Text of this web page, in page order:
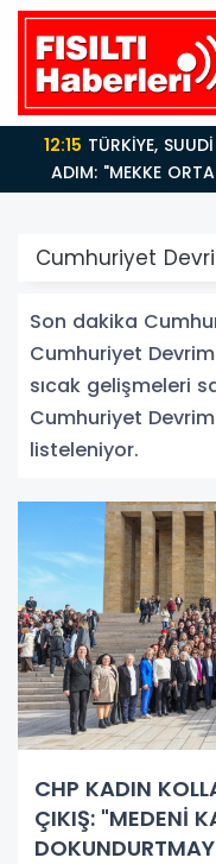
12:15TÜRKİYE, SUUDİ ARABİSTAN VE PAKİSTAN'DAN KRİTİK
ADIM: "MEKKE
Cumhuriyet
Son dakika
Cumhuriyet
sıcak gelişmeleri
Cumhuriyet
listeleniyor.
CHP KADIN
ÇIKIŞ: "MEDENİ